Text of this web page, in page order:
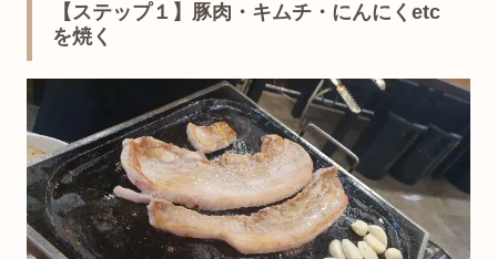
【ステップ１】豚肉・キムチ・にんにくetc
を焼く